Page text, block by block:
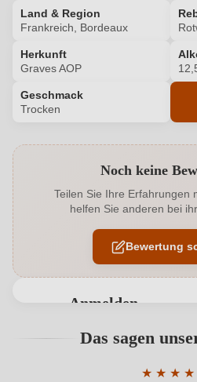
Land & Region
Frankreich, Bordeaux
Herkunft
Graves AOP
Geschmack
Trocken
Alkoholgehalt in %
Allergene
Cuvée-Rebsorten
Noch keine
Teilen Sie Ihre Erfahrungen
helfen Sie anderen bei
Bewertung
Anmelden
Benutzern abgegeben
Das sagen
★ ★ ★ ★